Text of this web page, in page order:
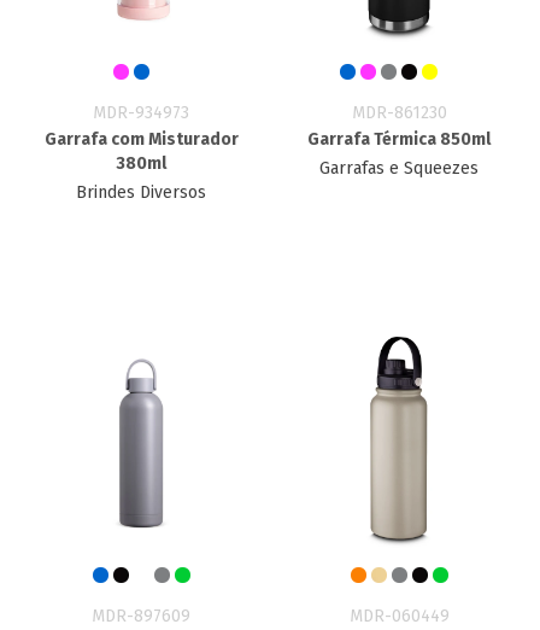
MDR-934973
Garrafa com Misturador
380ml
Brindes Diversos
MDR-861230
Garrafa Térmica 850ml
Garrafas e Squeezes
MDR-897609
MDR-060449